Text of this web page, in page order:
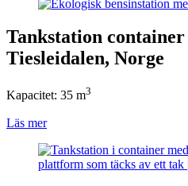
Tankstation
Tiesleidalen, Norge
Kapacitet: 35 m3
Läs mer